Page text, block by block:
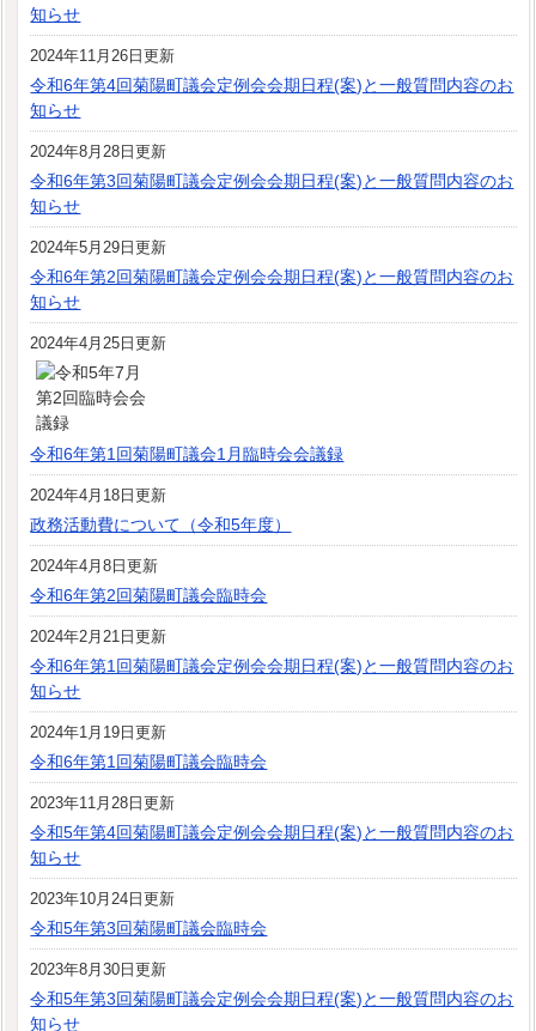
知らせ
2024年11月26日更新
令和6年第4回菊陽町議会定例会会期日程(案)と一般質問内容のお
知らせ
2024年8月28日更新
令和6年第3回菊陽町議会定例会会期日程(案)と一般質問内容のお
知らせ
2024年5月29日更新
令和6年第2回菊陽町議会定例会会期日程(案)と一般質問内容のお
知らせ
2024年4月25日更新
令和6年第1回菊陽町議会1月臨時会会議録
2024年4月18日更新
政務活動費について（令和5年度）
2024年4月8日更新
令和6年第2回菊陽町議会臨時会
2024年2月21日更新
令和6年第1回菊陽町議会定例会会期日程(案)と一般質問内容のお
知らせ
2024年1月19日更新
令和6年第1回菊陽町議会臨時会
2023年11月28日更新
令和5年第4回菊陽町議会定例会会期日程(案)と一般質問内容のお
知らせ
2023年10月24日更新
令和5年第3回菊陽町議会臨時会
2023年8月30日更新
令和5年第3回菊陽町議会定例会会期日程(案)と一般質問内容のお
知らせ